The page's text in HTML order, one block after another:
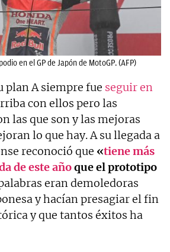
en el GP de Japón de MotoGP. (AFP)
plan A siempre fue seguir en
con ellos pero las
las que son y las mejoras
lo que hay. A su llegada a
reconoció que «tiene más
de este añoque el prototipo
eran demoledoras
y hacían presagiar el fin
y que tantos éxitos ha